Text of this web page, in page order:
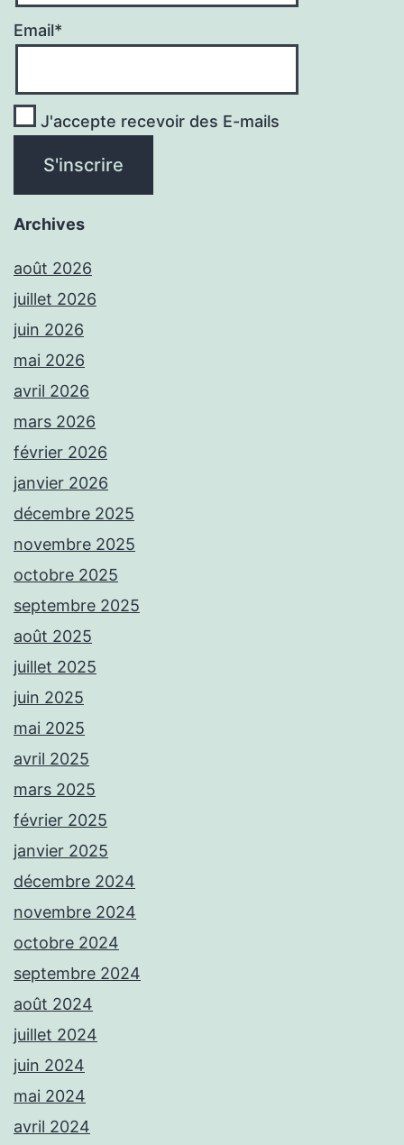
Email*
J'accepte recevoir des E-mails
Archives
août 2026
juillet 2026
juin 2026
mai 2026
avril 2026
mars 2026
février 2026
janvier 2026
décembre 2025
novembre 2025
octobre 2025
septembre 2025
août 2025
juillet 2025
juin 2025
mai 2025
avril 2025
mars 2025
février 2025
janvier 2025
décembre 2024
novembre 2024
octobre 2024
septembre 2024
août 2024
juillet 2024
juin 2024
mai 2024
avril 2024